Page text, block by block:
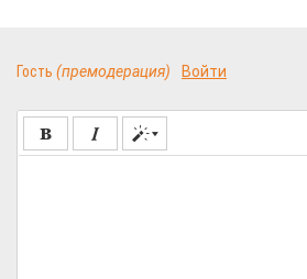
Гость (премодерация) Войти